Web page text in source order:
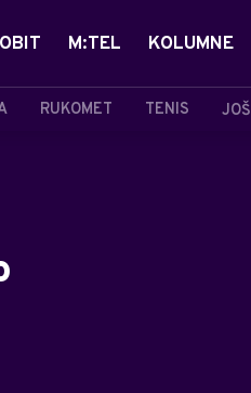
RUKOMET TENIS JOŠ
M:TEL KOLUMNE